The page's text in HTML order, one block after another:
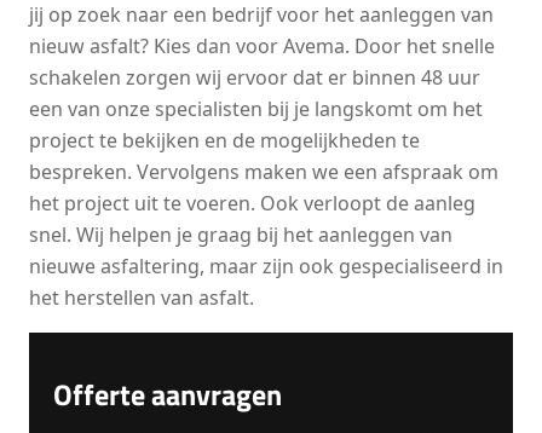
jij op zoek naar een bedrijf voor het aanleggen van
nieuw asfalt? Kies dan voor Avema. Door het snelle
schakelen zorgen wij ervoor dat er binnen 48 uur
een van onze specialisten bij je langskomt om het
project te bekijken en de mogelijkheden te
bespreken. Vervolgens maken we een afspraak om
het project uit te voeren. Ook verloopt de aanleg
snel. Wij helpen je graag bij het aanleggen van
nieuwe asfaltering, maar zijn ook gespecialiseerd in
het herstellen van asfalt.
Offerte aanvragen